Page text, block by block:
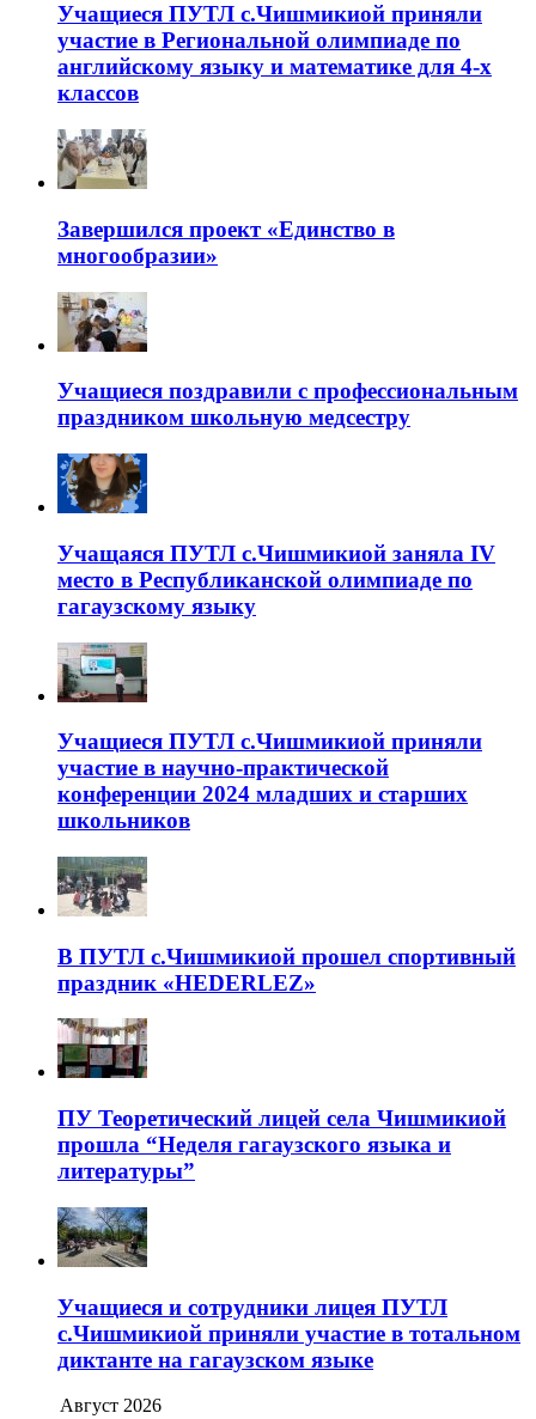
Учащиеся ПУТЛ с.Чишмикиой приняли
участие в Региональной олимпиаде по
английскому языку и математике для 4-х
классов
Завершился проект «Единство в
многообразии»
Учащиеся поздравили с профессиональным
праздником школьную медсестру
Учащаяся ПУТЛ с.Чишмикиой заняла IV
место в Республиканской олимпиаде по
гагаузскому языку
Учащиеся ПУТЛ с.Чишмикиой приняли
участие в научно-практической
конференции 2024 младших и старших
школьников
В ПУТЛ с.Чишмикиой прошел спортивный
праздник «HEDERLEZ»
ПУ Теоретический лицей села Чишмикиой
прошла “Неделя гагаузского языка и
литературы”
Учащиеся и сотрудники лицея ПУТЛ
с.Чишмикиой приняли участие в тотальном
диктанте на гагаузском языке
Август 2026